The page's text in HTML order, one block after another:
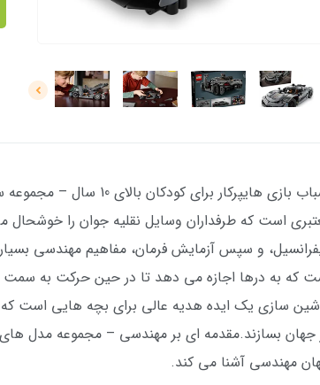
و سپس آزمایش فرمان، مفاهیم مهندسی
سازی یک ایده هدیه عالی برای بچه هایی است
مهندسی آشنا می کند.